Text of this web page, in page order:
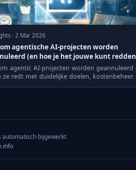
· 2 Mar 2026
agentische AI-projecten worden
(en hoe je het jouwe kunt
agentic AI-projecten worden geannuleerd
ze redt met duidelijke doelen, kostenbeheer
bijgewerkt